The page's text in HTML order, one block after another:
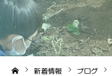
新着情報 ブログ